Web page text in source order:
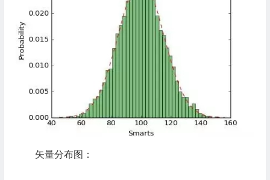
矢量分布图：